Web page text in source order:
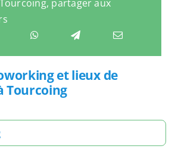
partager aux
et lieux de
Tourcoing